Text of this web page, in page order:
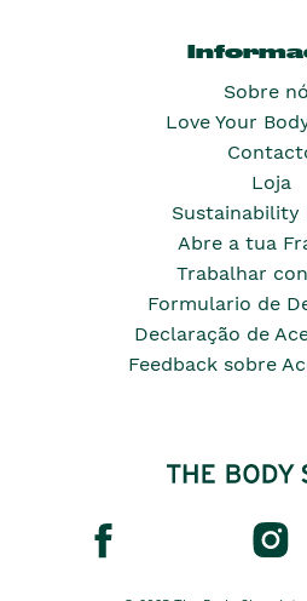
Sobre
Love Your
Loja
Sustainability
Abre a tua
Trabalhar
Formulario de
Declaração de
Feedback sobre